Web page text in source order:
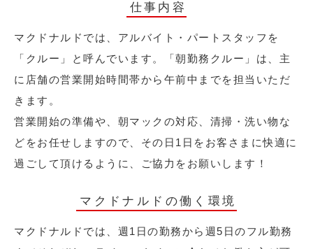
仕事内容
マクドナルドでは、アルバイト・パートスタッフを
「クルー」と呼んでいます。「朝勤務クルー」は、主
に店舗の営業開始時間帯から午前中までを担当いただ
きます。
営業開始の準備や、朝マックの対応、清掃・洗い物な
どをお任せしますので、その日1日をお客さまに快適に
過ごして頂けるように、ご協力をお願いします！
マクドナルドの働く環境
マクドナルドでは、週1日の勤務から週5日のフル勤務